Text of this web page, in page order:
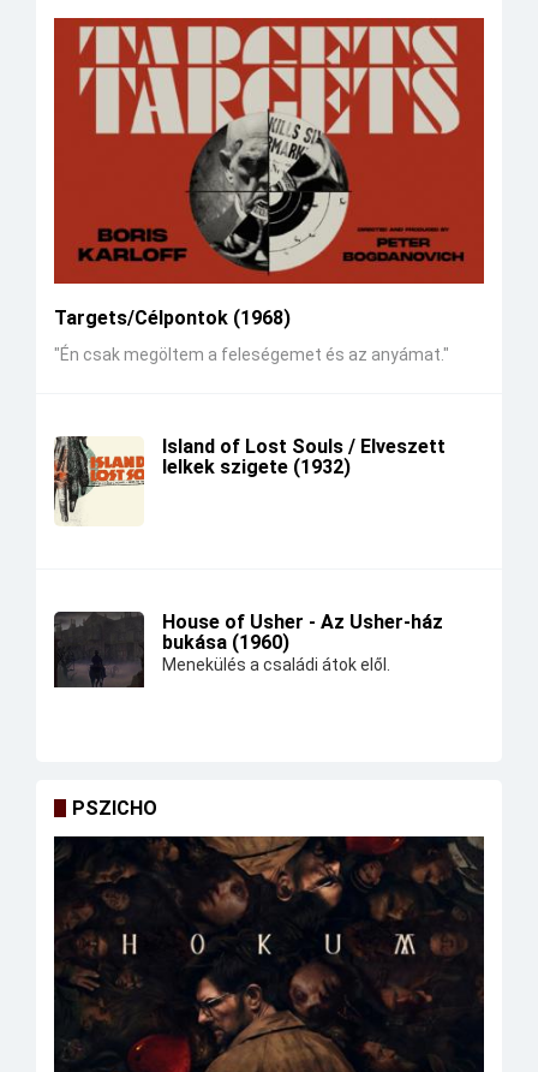
Targets/Célpontok (1968)
"Én csak megöltem a feleségemet és az anyámat."
Island of Lost Souls / Elveszett
lelkek szigete (1932)
House of Usher - Az Usher-ház
bukása (1960)
Menekülés a családi átok elől.
PSZICHO